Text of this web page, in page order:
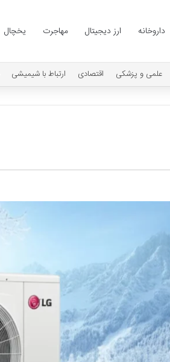
داروخانه ارز دیجیتال مهاجرت یخچال
علمی و پزشکی اقتصادی ارتباط با شیمیشی